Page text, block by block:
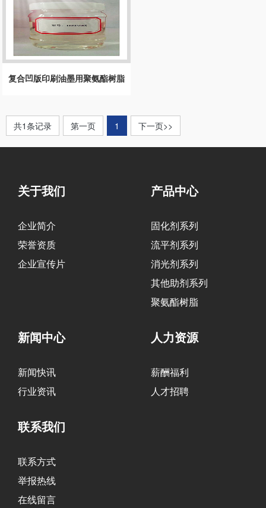
复合凹版印刷油墨用聚氨酯树脂
共1条记录 第一页 1 下一页>>
关于我们
企业简介
荣誉资质
企业宣传片
产品中心
固化剂系列
流平剂系列
消光剂系列
其他助剂系列
聚氨酯树脂
新闻中心
新闻快讯
行业资讯
人力资源
薪酬福利
人才招聘
联系我们
联系方式
举报热线
在线留言